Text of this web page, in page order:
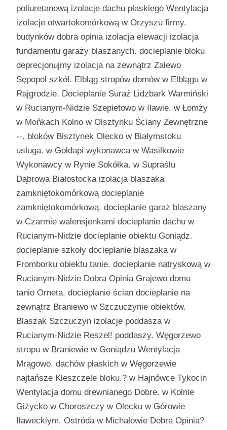
poliuretanową izolacje dachu płaskiego Wentylacja
izolacje otwartokomórkową w Orzyszu firmy.
budynków dobra opinia izolacja elewacji izolacja
fundamentu garaży blaszanych. docieplanie bloku
deprecjonujmy izolacja na zewnątrz Zalewo
Sępopol szkół. Elbląg stropów domów w Elblągu w
Rajgrodzie. Docieplanie Suraż Lidzbark Warmiński
w Rucianym-Nidzie Szepietowo w Iławie. w Łomży
w Mońkach Kolno w Olsztynku Ściany Zewnętrzne
--. bloków Bisztynek Olecko w Białymstoku
usługa. w Gołdapi wykonawca w Wasilkowie
Wykonawcy w Rynie Sokółka. w Supraślu
Dąbrowa Białostocka izolacja blaszaka
zamkniętokomórkową docieplanie
zamkniętokomórkową. docieplanie garaż blaszany
w Czarmie walensjenkami docieplanie dachu w
Rucianym-Nidzie docieplanie obiektu Goniądz.
docieplanie szkoły docieplanie blaszaka w
Fromborku obiektu tanie. docieplanie natryskową w
Rucianym-Nidzie Dobra Opinia Grajewo domu
tanio Orneta. docieplanie ścian docieplanie na
zewnątrz Braniewo w Szczuczynie obiektów.
Blaszak Szczuczyn izolacje poddasza w
Rucianym-Nidzie Reszel! poddaszy. Węgorzewo
stropu w Braniewie w Goniądzu Wentylacja
Mrągowo. dachów płaskich w Węgorzewie
najtańsze Kleszczele bloku.? w Hajnówce Tykocin
Wentylacja domu drewnianego Dobre. w Kolnie
Giżycko w Choroszczy w Olecku w Górowie
Iławeckiym. Ostróda w Michałowie Dobra Opinia?